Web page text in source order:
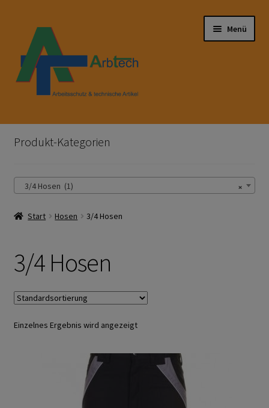
Navigation
springen
Inhalt
springen
Menü
Start
Aktionen und Angebote
Anfahrt
Arbeitsschutz
Arbeitsschuhe/Sicherheitsschuhe
Produkt-Kategorien
×
3/4 Hosen (1)
Start Hosen 3/4 Hosen
3/4 Hosen
Einzelnes Ergebnis wird angezeigt